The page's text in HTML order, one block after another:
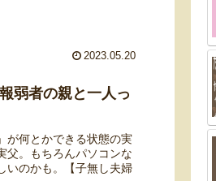
2023.05.20
弱者の親と一人っ
が何とかできる状態の実
父。もちろんパソコンな
いのかも。【子無し夫婦